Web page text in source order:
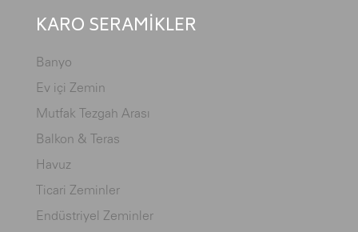
KARO SERAMİKLER
Banyo
Ev içi Zemin
Mutfak Tezgah Arası
Balkon & Teras
Havuz
Ticari Zeminler
Endüstriyel Zeminler